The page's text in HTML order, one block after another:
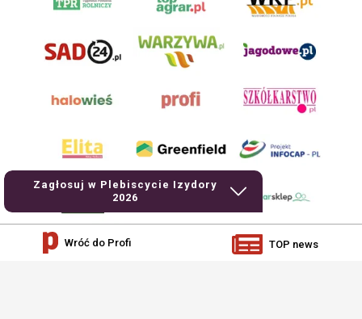
Zagłosuj w Plebiscycie Izydory
2026
Wróć do Profi TOP news